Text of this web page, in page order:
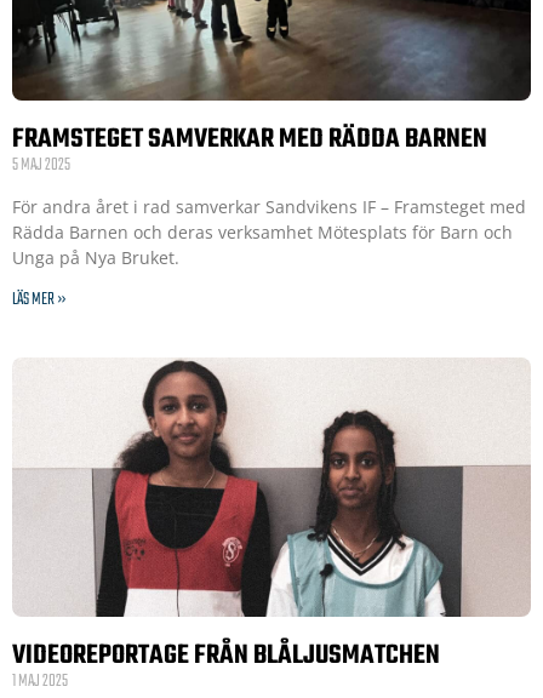
FRAMSTEGET SAMVERKAR MED RÄDDA BARNEN
5 MAJ 2025
För andra året i rad samverkar Sandvikens IF – Framsteget med
Rädda Barnen och deras verksamhet Mötesplats för Barn och
Unga på Nya Bruket.
LÄS MER »
VIDEOREPORTAGE FRÅN BLÅLJUSMATCHEN
1 MAJ 2025